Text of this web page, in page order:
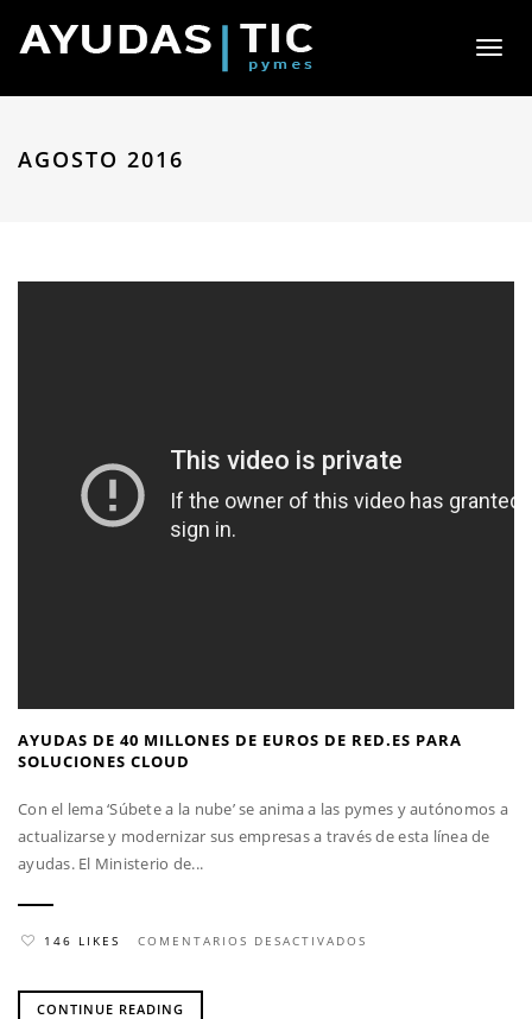
Toggle
AGOSTO 2016
AYUDAS DE 40 MILLONES DE EUROS DE RED.ES PARA
SOLUCIONES CLOUD
Con el lema ‘Súbete a la nube’ se anima a las pymes y autónomos a
actualizarse y modernizar sus empresas a través de esta línea de
ayudas. El Ministerio de...
146 LIKES COMENTARIOS DESACTIVADOS
CONTINUE READING